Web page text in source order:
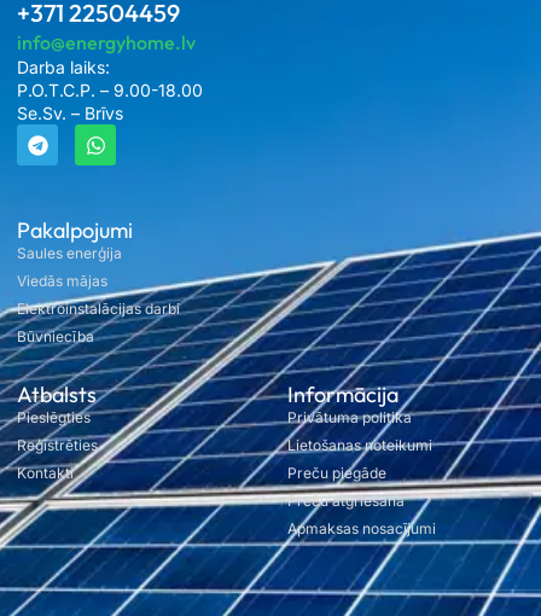
Pakalpojumi
Saules enerģija
Viedās mājas
Elektroinstalācijas darbi
Būvniecība
Atbalsts
Pieslēgties
Reģistrēties
Kontakti
Informācija
Privātuma politika
Lietošanas noteikumi
Preču piegāde
Preču atgriešana
Apmaksas nosacījumi
+371 22504459
info@energyhome.lv
Darba laiks:
P.O.T.C.P. – 9.00-18.00
Se.Sv. – Brīvs